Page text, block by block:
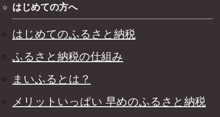
はじめての方へ
はじめてのふるさと納税
ふるさと納税の仕組み
まいふるとは？
メリットいっぱい 早めのふるさと納税